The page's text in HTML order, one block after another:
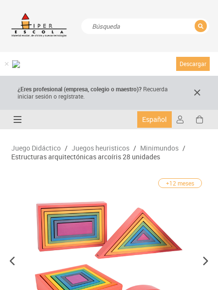
Descargar
¿Eres profesional (empresa, colegio o maestro)? Recuerda
iniciar sesión o regístrate.
Español
Juego Didáctico / Juegos heuristicos / Minimundos /
Estructuras arquitectónicas arcoíris 28 unidades
+12 meses